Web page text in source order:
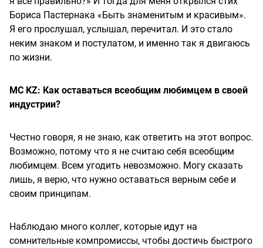
Бориса Пастернака «Быть знаменитым и красивым».
Я его прослушал, услышал, перечитал. И это стало
неким знаком и постулатом, и именно так я двигаюсь
по жизни.
MC KZ: Как оставаться всеобщим любимцем в своей
индустрии?
Честно говоря, я не знаю, как ответить на этот вопрос.
Возможно, потому что я не считаю себя всеобщим
любимцем. Всем угодить невозможно. Могу сказать
лишь, я верю, что нужно оставаться верным себе и
своим принципам.
Наблюдаю много коллег, которые идут на
сомнительные компромиссы, чтобы достичь быстрого